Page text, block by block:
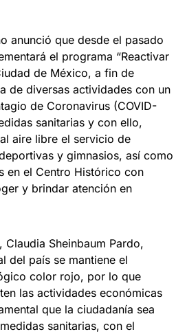
anunció que desde el pasado
el programa “Reactivar
de México, a fin de
de diversas actividades con un
de Coronavirus (COVID-
sanitarias y con ello,
aire libre el servicio de
y gimnasios, así como
en el Centro Histórico con
y brindar atención en
Sheinbaum Pardo,
del país se mantiene el
color rojo, por lo que
las actividades económicas
que la ciudadanía sea
sanitarias, con el